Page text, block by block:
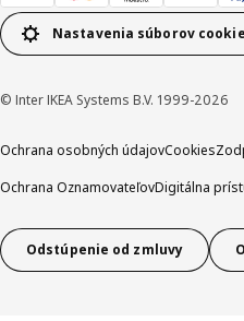
Nastavenia súborov cookie
© Inter IKEA Systems B.V. 1999-2026
Ochrana osobných údajovCookies
Ochrana OznamovateľovDigitálna
Odstúpenie od zmluvy